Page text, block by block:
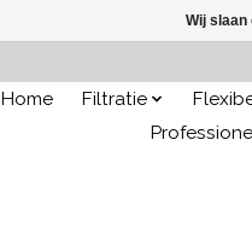
Home Filtratie
Wij slaan